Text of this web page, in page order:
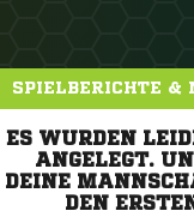
SPIELBERICHTE &
ES WURDEN
ANGELEGT.
DEINE
DEN